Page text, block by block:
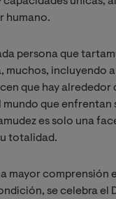
humano.
persona que
muchos, incluyendo
que hay alrededor
mundo que enfrentan
es solo una
totalidad.
mayor comprensión
se celebra el